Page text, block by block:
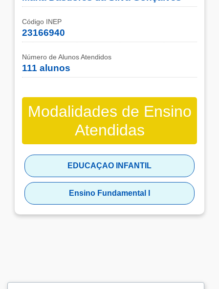
Código INEP
23166940
Número de Alunos Atendidos
111 alunos
Modalidades de Ensino
Atendidas
EDUCAÇAO INFANTIL
Ensino Fundamental I